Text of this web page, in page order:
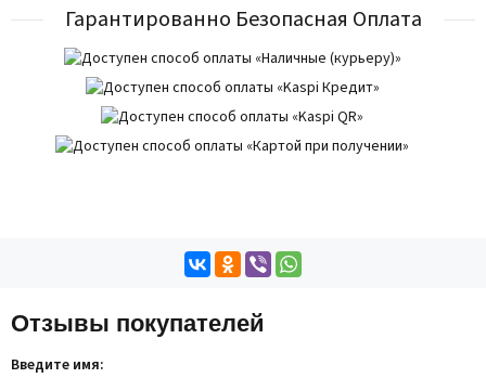
Гарантированно Безопасная Оплата
Отзывы покупателей
Введите имя: